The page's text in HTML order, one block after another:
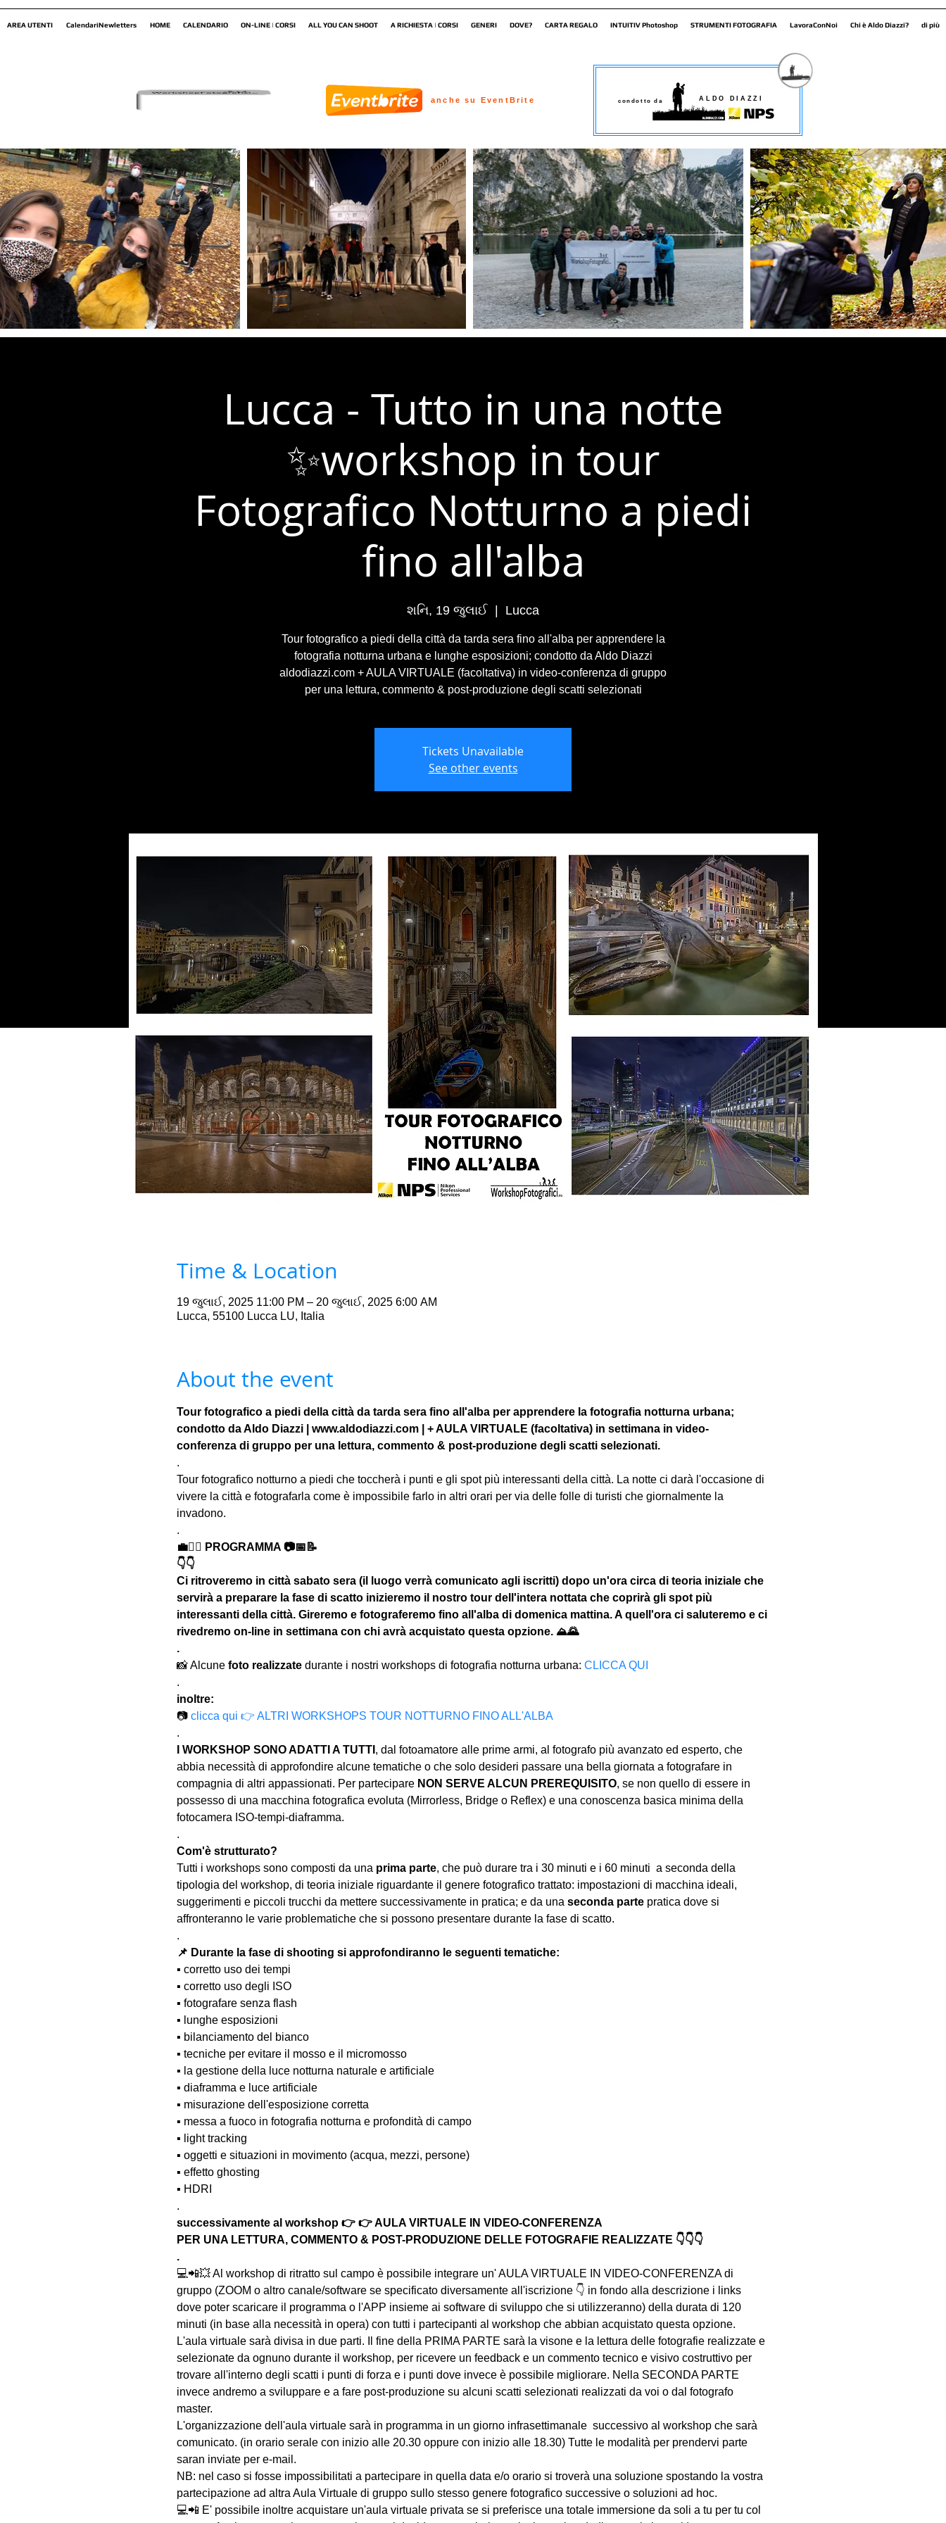
AREA UTENTI CalendariNewletters HOME CALENDARIO ON-LINE | CORSI ALL YOU CAN SHOOT A RICHIESTA | CORSI GENERI DOVE? CARTA REGALO INTUITIV Photoshop STRUMENTI FOTOGRAFIA LavoraConNoi Chi è Aldo Diazzi? di più
Lucca - Tutto in una notte
✨workshop in tour
Fotografico Notturno a piedi
fino all'alba
શનિ, 19 જુલાઈ Lucca
Tour fotografico a piedi della città da tarda sera fino all'alba per apprendere la
fotografia notturna urbana e lunghe esposizioni; condotto da Aldo Diazzi
aldodiazzi.com + AULA VIRTUALE (facoltativa) in video-conferenza di gruppo
per una lettura, commento & post-produzione degli scatti selezionati
Tickets Unavailable
See other events
Time & Location
19 જુલાઈ, 2025 11:00 PM – 20 જુલાઈ, 2025 6:00 AM
Lucca, 55100 Lucca LU, Italia
About the event
Tour fotografico a piedi della città da tarda sera fino all'alba per apprendere la fotografia notturna urbana;
condotto da Aldo Diazzi | www.aldodiazzi.com | + AULA VIRTUALE (facoltativa) in settimana in video-
conferenza di gruppo per una lettura, commento & post-produzione degli scatti selezionati.
.
Tour fotografico notturno a piedi che toccherà i punti e gli spot più interessanti della città. La notte ci darà l'occasione di
vivere la città e fotografarla come è impossibile farlo in altri orari per via delle folle di turisti che giornalmente la
invadono.
.
💼🚶‍♂️ PROGRAMMA 📷📅📝
👇👇
Ci ritroveremo in città sabato sera (il luogo verrà comunicato agli iscritti) dopo un'ora circa di teoria iniziale che
servirà a preparare la fase di scatto inizieremo il nostro tour dell'intera nottata che coprirà gli spot più
interessanti della città. Gireremo e fotograferemo fino all'alba di domenica mattina. A quell'ora ci saluteremo e ci
rivedremo on-line in settimana con chi avrà acquistato questa opzione. ⛰🌄
.
📸 Alcune foto realizzate durante i nostri workshops di fotografia notturna urbana: CLICCA QUI
.
inoltre:
📷 clicca qui 👉 ALTRI WORKSHOPS TOUR NOTTURNO FINO ALL'ALBA
.
I WORKSHOP SONO ADATTI A TUTTI , dal fotoamatore alle prime armi, al fotografo più avanzato ed esperto, che
abbia necessità di approfondire alcune tematiche o che solo desideri passare una bella giornata a fotografare in
compagnia di altri appassionati. Per partecipare NON SERVE ALCUN PREREQUISITO, se non quello di essere in
possesso di una macchina fotografica evoluta (Mirrorless, Bridge o Reflex) e una conoscenza basica minima della
fotocamera ISO-tempi-diaframma.
.
Com'è strutturato?
Tutti i workshops sono composti da una prima parte, che può durare tra i 30 minuti e i 60 minuti  a seconda della
tipologia del workshop, di teoria iniziale riguardante il genere fotografico trattato: impostazioni di macchina ideali,
suggerimenti e piccoli trucchi da mettere successivamente in pratica; e da una seconda parte pratica dove si
affronteranno le varie problematiche che si possono presentare durante la fase di scatto.
.
📌 Durante la fase di shooting si approfondiranno le seguenti tematiche:
▪️ corretto uso dei tempi
▪️ corretto uso degli ISO
▪️ fotografare senza flash
▪️ lunghe esposizioni
▪️ bilanciamento del bianco
▪️ tecniche per evitare il mosso e il micromosso
▪️ la gestione della luce notturna naturale e artificiale
▪️ diaframma e luce artificiale
▪️ misurazione dell'esposizione corretta
▪️ messa a fuoco in fotografia notturna e profondità di campo
▪️ light tracking
▪️ oggetti e situazioni in movimento (acqua, mezzi, persone)
▪️ effetto ghosting
▪️ HDRI
.
successivamente al workshop 👉 👉 AULA VIRTUALE IN VIDEO-CONFERENZA
PER UNA LETTURA, COMMENTO & POST-PRODUZIONE DELLE FOTOGRAFIE REALIZZATE 👇👇👇
.
💻📲💥 Al workshop di ritratto sul campo è possibile integrare un' AULA VIRTUALE IN VIDEO-CONFERENZA di
gruppo (ZOOM o altro canale/software se specificato diversamente all'iscrizione 👇 in fondo alla descrizione i links
dove poter scaricare il programma o l'APP insieme ai software di sviluppo che si utilizzeranno) della durata di 120
minuti (in base alla necessità in opera) con tutti i partecipanti al workshop che abbian acquistato questa opzione.
L'aula virtuale sarà divisa in due parti. Il fine della PRIMA PARTE sarà la visone e la lettura delle fotografie realizzate e
selezionate da ognuno durante il workshop, per ricevere un feedback e un commento tecnico e visivo costruttivo per
trovare all'interno degli scatti i punti di forza e i punti dove invece è possibile migliorare. Nella SECONDA PARTE
invece andremo a sviluppare e a fare post-produzione su alcuni scatti selezionati realizzati da voi o dal fotografo
master.
L'organizzazione dell'aula virtuale sarà in programma in un giorno infrasettimanale  successivo al workshop che sarà
comunicato. (in orario serale con inizio alle 20.30 oppure con inizio alle 18.30) Tutte le modalità per prendervi parte
saran inviate per e-mail.
NB: nel caso si fosse impossibilitati a partecipare in quella data e/o orario si troverà una soluzione spostando la vostra
partecipazione ad altra Aula Virtuale di gruppo sullo stesso genere fotografico successive o soluzioni ad hoc.
💻📲 E' possibile inoltre acquistare un'aula virtuale privata se si preferisce una totale immersione da soli a tu per tu col
condotto da ALDO DIAZZI
anche su EventBrite